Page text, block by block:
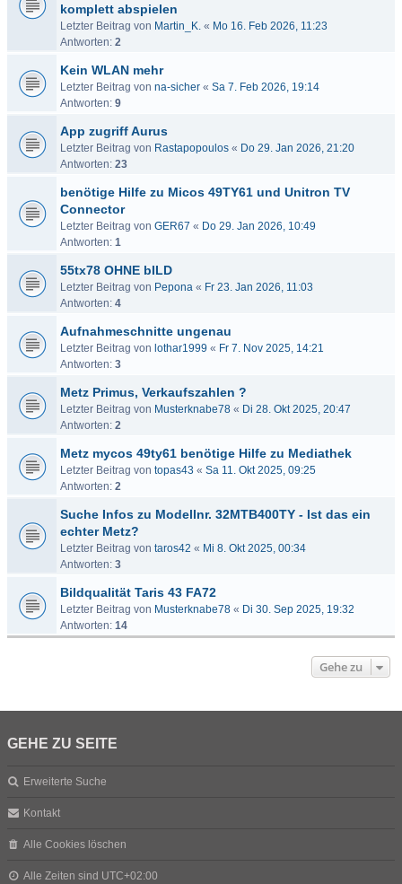
komplett abspielen
Letzter Beitrag von Martin_K. « Mo 16. Feb 2026, 11:23
Antworten: 2
Kein WLAN mehr
Letzter Beitrag von na-sicher « Sa 7. Feb 2026, 19:14
Antworten: 9
App zugriff Aurus
Letzter Beitrag von Rastapopoulos « Do 29. Jan 2026, 21:20
Antworten: 23
benötige Hilfe zu Micos 49TY61 und Unitron TV
Connector
Letzter Beitrag von GER67 « Do 29. Jan 2026, 10:49
Antworten: 1
55tx78 OHNE bILD
Letzter Beitrag von Pepona « Fr 23. Jan 2026, 11:03
Antworten: 4
Aufnahmeschnitte ungenau
Letzter Beitrag von lothar1999 « Fr 7. Nov 2025, 14:21
Antworten: 3
Metz Primus, Verkaufszahlen ?
Letzter Beitrag von Musterknabe78 « Di 28. Okt 2025, 20:47
Antworten: 2
Metz mycos 49ty61 benötige Hilfe zu Mediathek
Letzter Beitrag von topas43 « Sa 11. Okt 2025, 09:25
Antworten: 2
Suche Infos zu Modellnr. 32MTB400TY - Ist das ein
echter Metz?
Letzter Beitrag von taros42 « Mi 8. Okt 2025, 00:34
Antworten: 3
Bildqualität Taris 43 FA72
Letzter Beitrag von Musterknabe78 « Di 30. Sep 2025, 19:32
Antworten: 14
Gehe zu
GEHE ZU SEITE
Erweiterte Suche
Kontakt
Alle Cookies löschen
Alle Zeiten sind UTC+02:00